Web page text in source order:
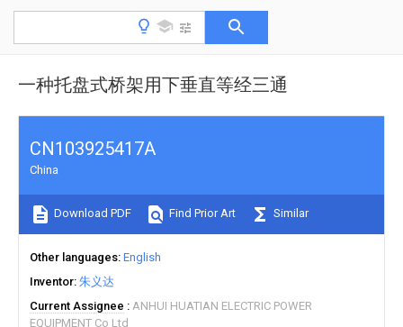
一种托盘式桥架用下垂直等经三通
CN103925417A
China
Download PDF Find Prior Art Similar
Other languages English
Inventor 朱义达
Current Assignee
ANHUI HUATIAN ELECTRIC POWER
EQUIPMENT Co Ltd